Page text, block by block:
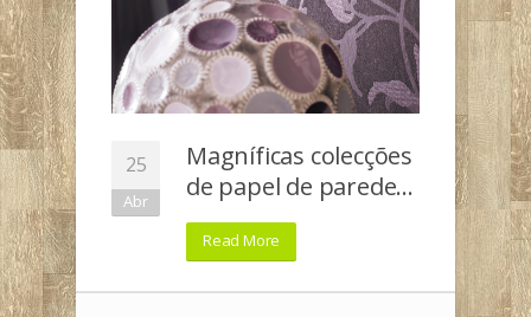
25
Abr
Magníficas colecções
de papel de parede…
Read More